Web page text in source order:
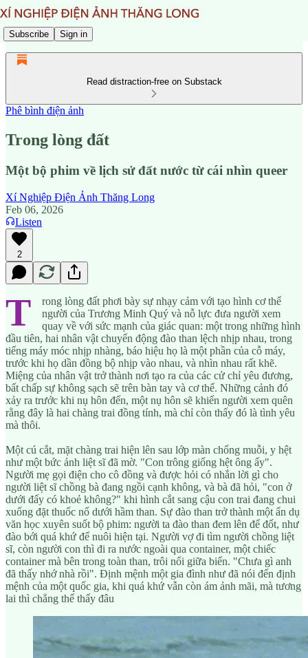
Subscribe Sign in
Read distraction-free on Substack
Phê bình điện ảnh
Trong lòng đất
Một bộ phim về lịch sử đất nước từ cái nhìn queer
Xí Nghiệp Điện Ảnh Thăng Long
Feb 06, 2026
Listen
2
T
rong lòng đất phơi bày sự nhạy cảm với tạo hình cơ thể
người của Trương Minh Quý và nỗ lực đưa người xem
quay về với sức mạnh của giác quan: một trong những hình
đầu tiên, hai nhân vật chuyển động đào than lệch nhịp nhau, trong
tiếng máy móc nhịp nhàng, báo hiệu họ là một phần của cỗ máy,
trước khi họ dần đồng bộ nhịp vào nhau, và nhìn nhau rất khẽ.
Miệng của nhân vật trở thành nơi tạo ra của các cử chỉ yêu đương,
bất chấp sự không sạch sẽ trên bàn tay và cơ thể. Những cảnh đó
xảy ra trước khi nụ hôn đến, một nụ hôn sẽ khiến người xem quên
rằng đây là hai chàng trai đồng tính, mà chỉ còn thấy đó là tình yêu
mà thôi.
Một cú cắt, mặt chàng trai hiện lên sau lớp màn chống muỗi, y hệt
như một bức ảnh liệt sĩ đã mờ. "Con trông giống hệt ông ấy".
Người mẹ gọi điện cho cô đồng và được hỏi có nhắn lời gì cho
người liệt sĩ chồng bà đang ngồi cạnh không, và bà đã hỏi, "con ở
dưới đấy có khoẻ không?" khi hình cắt sang cậu con trai đang chui
xuống đặt thuốc nổ dưới hầm than. Sự đào than trở thành một ẩn dụ
văn học xuyên suốt bộ phim: người ta đào than đem lên để đốt, như
đào bới quá khứ để nuôi hiện tại. Người vợ đi tìm người chồng liệt
sĩ, còn người con thì đi ra nước ngoài qua container, một chiếc
container mà bên trong toàn than, trôi nổi giữa biển. "Chưa gì anh
đã thấy nhớ nhà rồi". Định mệnh một gia đình như đã nói đến định
mệnh của một quốc gia, khi quá khứ vẫn còn ám ảnh mãi, mà tương
lai thì chẳng thể thấy đâu